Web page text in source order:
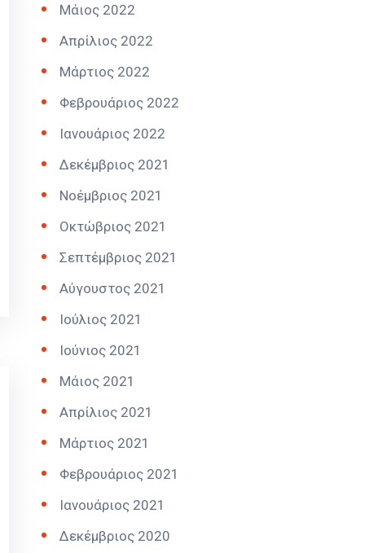
Μάιος 2022
Απρίλιος 2022
Μάρτιος 2022
Φεβρουάριος 2022
Ιανουάριος 2022
Δεκέμβριος 2021
Νοέμβριος 2021
Οκτώβριος 2021
Σεπτέμβριος 2021
Αύγουστος 2021
Ιούλιος 2021
Ιούνιος 2021
Μάιος 2021
Απρίλιος 2021
Μάρτιος 2021
Φεβρουάριος 2021
Ιανουάριος 2021
Δεκέμβριος 2020